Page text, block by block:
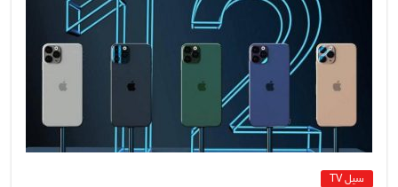
الدخيل يتابع ميدانياً سير العمل في
المشاريع الاستراتيجية بالموصل
ويشدد على ضرورة إنجازها
8 أغسطس، 2026 No Comment
سيل TV